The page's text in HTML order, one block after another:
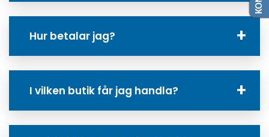
Hur betalar jag?
I vilken butik får jag handla?